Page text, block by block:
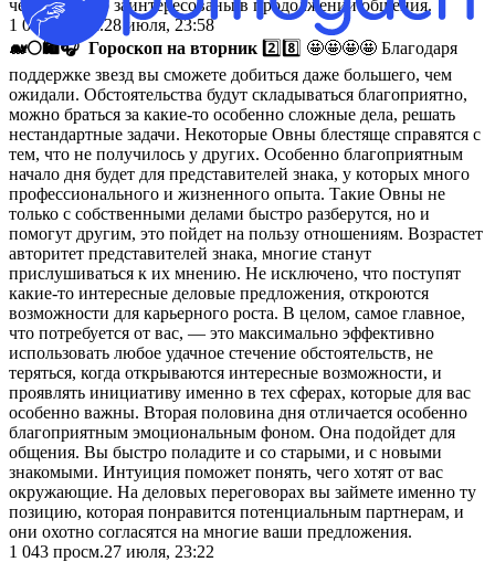
человеку, что заинтересованы в продолжении общения.
1 013просм.28 июля, 23:58
🐋🌕🛍🎧Гороскоп на вторник 2️⃣8️⃣ 🤩🤩🤩🤩 Благодаря
поддержке звезд вы сможете добиться даже большего, чем
ожидали. Обстоятельства будут складываться благоприятно,
можно браться за какие-то особенно сложные дела, решать
нестандартные задачи. Некоторые Овны блестяще справятся с
тем, что не получилось у других. Особенно благоприятным
начало дня будет для представителей знака, у которых много
профессионального и жизненного опыта. Такие Овны не
только с собственными делами быстро разберутся, но и
помогут другим, это пойдет на пользу отношениям. Возрастет
авторитет представителей знака, многие станут
прислушиваться к их мнению. Не исключено, что поступят
какие-то интересные деловые предложения, откроются
возможности для карьерного роста. В целом, самое главное,
что потребуется от вас, — это максимально эффективно
использовать любое удачное стечение обстоятельств, не
теряться, когда открываются интересные возможности, и
проявлять инициативу именно в тех сферах, которые для вас
особенно важны. Вторая половина дня отличается особенно
благоприятным эмоциональным фоном. Она подойдет для
общения. Вы быстро поладите и со старыми, и с новыми
знакомыми. Интуиция поможет понять, чего хотят от вас
окружающие. На деловых переговорах вы займете именно ту
позицию, которая понравится потенциальным партнерам, и
они охотно согласятся на многие ваши предложения.
1 043 просм.27 июля, 23:22